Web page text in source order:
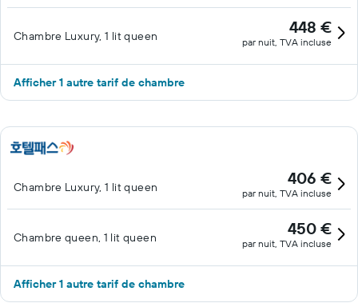
Chambre Luxury, 1 lit queen 448 €
par nuit, TVA incluse
Afficher 1 autre tarif de chambre
Chambre Luxury, 1 lit queen 406 €
par nuit, TVA incluse
Chambre queen, 1 lit queen 450 €
par nuit, TVA incluse
Afficher 1 autre tarif de chambre